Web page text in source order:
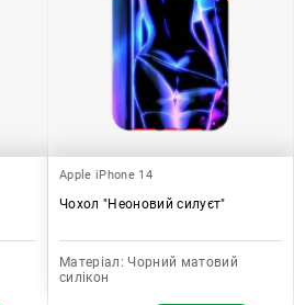
Apple iPhone 14
Чохол "Неоновий силуєт"
Матеріал: Чорний матовий
силікон